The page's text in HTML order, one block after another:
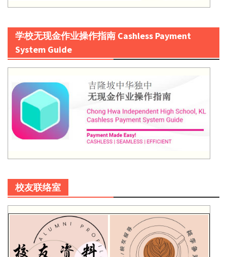
学校无现金作业操作指南 Cashless Payment
System Guide
校友联络室